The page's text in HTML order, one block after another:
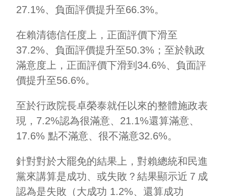
27.1%、負面評價提升至66.3%。
在賴清德信任度上，正面評價下滑至
37.2%、負面評價提升至50.3%；至於執政
滿意度上，正面評價下滑到34.6%、負面評
價提升至56.6%。
至於行政院長卓榮泰就任以來的整體施政表
現，7.2%認為很滿意、21.1%還算滿意、
17.6% 點不滿意、很不滿意32.6%。
針對對於大罷免的結果上，對賴總統和民進
黨來講算是成功、或失敗？結果顯示近７成
認為是失敗（大成功 1.2%、還算成功